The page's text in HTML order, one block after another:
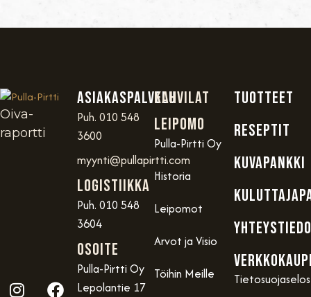
Oiva-
raportti
Asiakaspalvelu
Puh. 010 548
3600
myynti@pullapirtti.com
Logistiikka
Puh. 010 548
3604
OSOITE
Pulla-Pirtti Oy
Lepolantie 17
Kahvilat
Leipomo
Pulla-Pirtti Oy
Historia
Leipomot
Arvot ja Visio
Töihin Meille
TUOTTEET
RESEPTIT
KUVAPANKKI